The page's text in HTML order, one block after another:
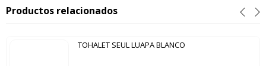
Productos relacionados
TOHALET SEUL LUAPA BLANCO